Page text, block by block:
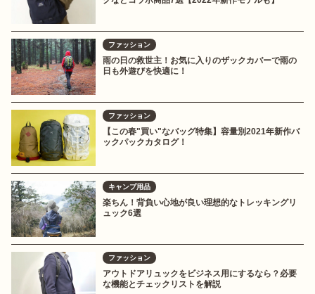
ファッション
雨の日の救世主！お気に入りのザックカバーで雨の
日も外遊びを快適に！
ファッション
【この春"買い"なバッグ特集】容量別2021年新作バ
ックパックカタログ！
キャンプ用品
楽ちん！背負い心地が良い理想的なトレッキングリ
ュック6選
ファッション
アウトドアリュックをビジネス用にするなら？必要
な機能とチェックリストを解説